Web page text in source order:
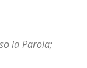
la Parola;